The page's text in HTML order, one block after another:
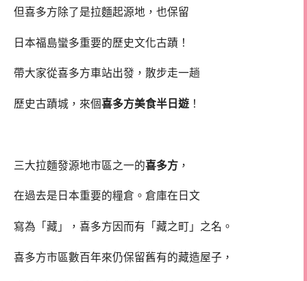
但喜多方除了是拉麵起源地，也保留
日本福島蠻多重要的歷史文化古蹟！
帶大家從喜多方車站出發，散步走一趟
歷史古蹟城，來個喜多方美食半日遊 ！
三大拉麵發源地市區之一的喜多方 ，
在過去是日本重要的糧倉。倉庫在日文
寫為「藏」，喜多方因而有「藏之町」之名。
喜多方市區數百年來仍保留舊有的藏造屋子，